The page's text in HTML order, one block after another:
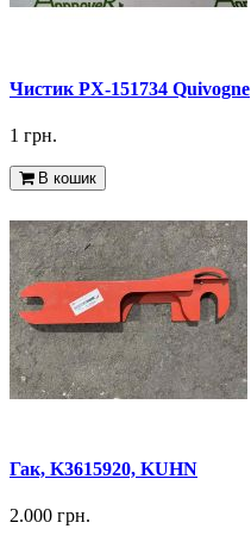
Чистик PX-151734 Quivogne
1 грн.
В кошик
Гак, K3615920, KUHN
2.000 грн.